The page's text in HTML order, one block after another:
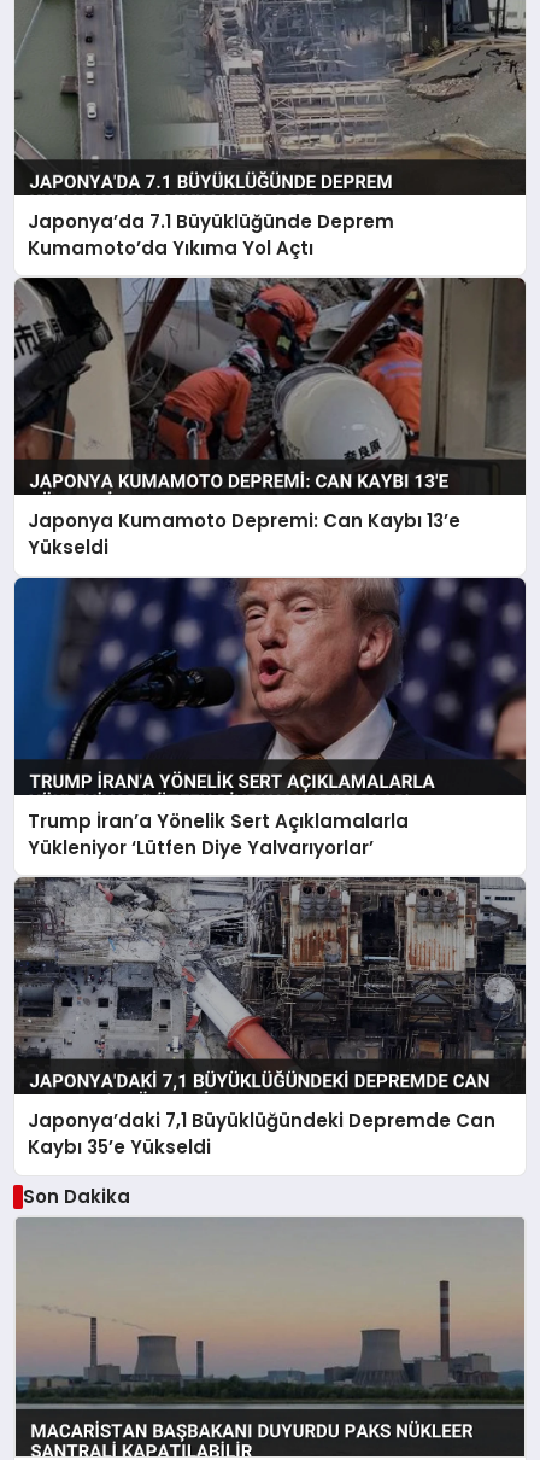
Japonya’da 7.1 Büyüklüğünde Deprem
Kumamoto’da Yıkıma Yol Açtı
Japonya Kumamoto Depremi: Can Kaybı 13’e
Yükseldi
Trump İran’a Yönelik Sert Açıklamalarla
Yükleniyor ‘Lütfen Diye Yalvarıyorlar’
Japonya’daki 7,1 Büyüklüğündeki Depremde Can
Kaybı 35’e Yükseldi
Son Dakika